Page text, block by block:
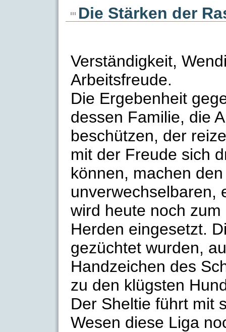
Die Stärken der
Verständigkeit,
Arbeitsfreude.
Die Ergebenheit
dessen Familie, die
beschützen, der
mit der Freude sich
können, machen
unverwechselbaren,
wird heute noch
Herden eingesetzt.
gezüchtet wurden,
Handzeichen des
zu den klügsten
Der Sheltie führt mit
Wesen diese Liga